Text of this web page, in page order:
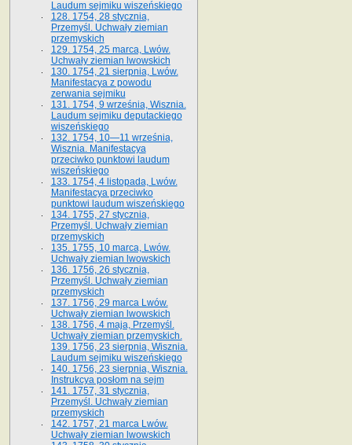
Laudum sejmiku wiszeńskiego
128. 1754, 28 stycznia,
Przemyśl. Uchwały ziemian
przemyskich
129. 1754, 25 marca, Lwów.
Uchwały ziemian lwowskich
130. 1754, 21 sierpnia, Lwów.
Manifestacya z powodu
zerwania sejmiku
131. 1754, 9 września, Wisznia.
Laudum sejmiku deputackiego
wiszeńskiego
132. 1754, 10—11 września,
Wisznia. Manifestacya
przeciwko punktowi laudum
wiszeńskiego
133. 1754, 4 listopada, Lwów.
Manifestacya przeciwko
punktowi laudum wiszeńskiego
134. 1755, 27 stycznia,
Przemyśl. Uchwały ziemian
przemyskich
135. 1755, 10 marca, Lwów.
Uchwały ziemian lwowskich
136. 1756, 26 stycznia,
Przemyśl. Uchwały ziemian
przemyskich
137. 1756, 29 marca Lwów.
Uchwały ziemian lwowskich
138. 1756, 4 maja, Przemyśl.
Uchwały ziemian przemyskich.
139. 1756, 23 sierpnia, Wisznia.
Laudum sejmiku wiszeńskiego
140. 1756, 23 sierpnia, Wisznia.
Instrukcya posłom na sejm
141. 1757, 31 stycznia,
Przemyśl. Uchwały ziemian
przemyskich
142. 1757, 21 marca Lwów.
Uchwały ziemian lwowskich